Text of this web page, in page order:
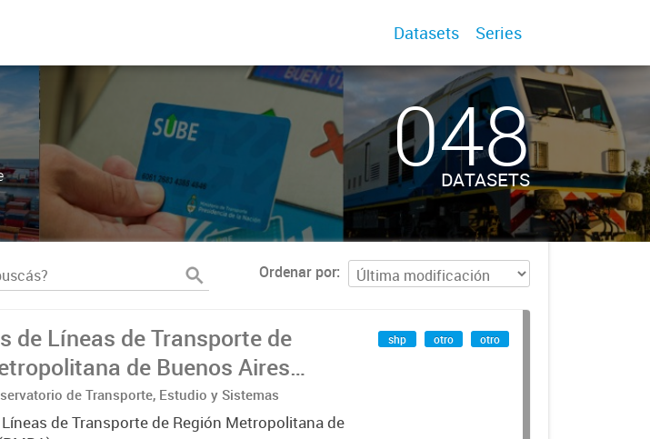
Datasets Series
048
DATASETS
Ordenar por
de Líneas de Transporte de
de Buenos Aires
de Transporte, Estudio y Sistemas
de Transporte de Región Metropolitana de
shp otro otro